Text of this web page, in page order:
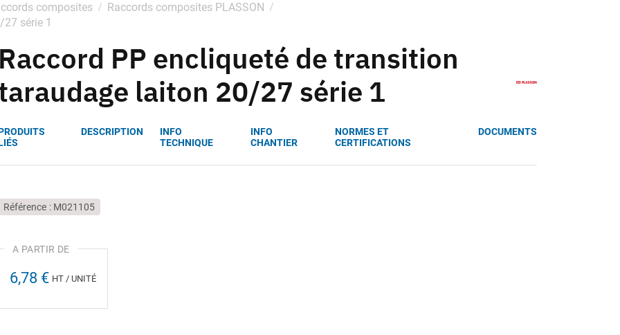
composites
Raccords composites PLASSON
série 1
Raccord PP encliqueté de transition
laiton 20/27 série 1
DESCRIPTION
INFO
TECHNIQUE
INFO
CHANTIER
NORMES ET
CERTIFICATIONS
DOCUMENTS
Référence M021105
6,78 € HT / UNITÉ